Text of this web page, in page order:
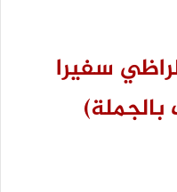
سفيرا